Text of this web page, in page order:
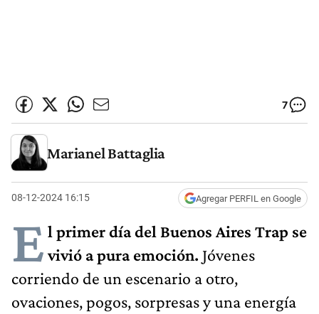
7
Marianel Battaglia
08-12-2024 16:15 Agregar PERFIL en Google
E l primer día del Buenos Aires Trap se
vivió a pura emoción. Jóvenes
corriendo de un escenario a otro,
ovaciones, pogos, sorpresas y una energía